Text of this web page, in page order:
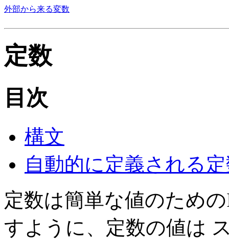
外部から来る変数
定数
目次
構文
自動的に定義される
定数は簡単な値のため
すように、定数の値は